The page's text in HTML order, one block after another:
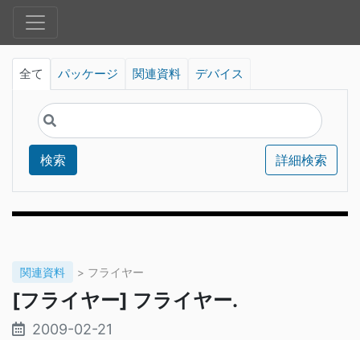
全て パッケージ 関連資料 デバイス
検索 詳細検索
関連資料 > フライヤー
[フライヤー] フライヤー.
2009-02-21